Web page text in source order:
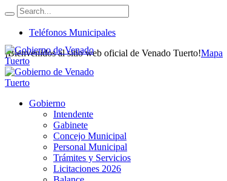
Teléfonos Municipales
¡Bienvenidos al sitio web oficial de Venado Tuerto!Mapa
Gobierno
Intendente
Gabinete
Concejo Municipal
Personal Municipal
Trámites y Servicios
Licitaciones 2026